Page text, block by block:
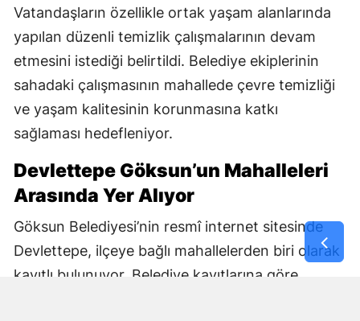
Vatandaşların özellikle ortak yaşam alanlarında
yapılan düzenli temizlik çalışmalarının devam
etmesini istediği belirtildi. Belediye ekiplerinin
sahadaki çalışmasının mahallede çevre temizliği
ve yaşam kalitesinin korunmasına katkı
sağlaması hedefleniyor.
Devlettepe Göksun’un Mahalleleri
Arasında Yer Alıyor
Göksun Belediyesi’nin resmî internet sitesinde
Devlettepe, ilçeye bağlı mahallelerden biri olarak
kayıtlı bulunuyor. Belediye kayıtlarına göre